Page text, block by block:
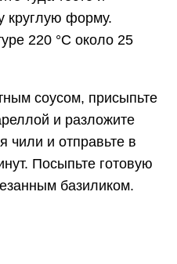
круглую форму.
220 °C около 25
соусом, присыпьте
и разложите
чили и отправьте в
Посыпьте готовую
базиликом.